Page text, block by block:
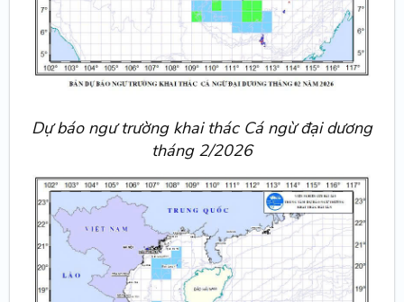
Dự báo ngư trường khai thác Cá ngừ đại dương
tháng 2/2026